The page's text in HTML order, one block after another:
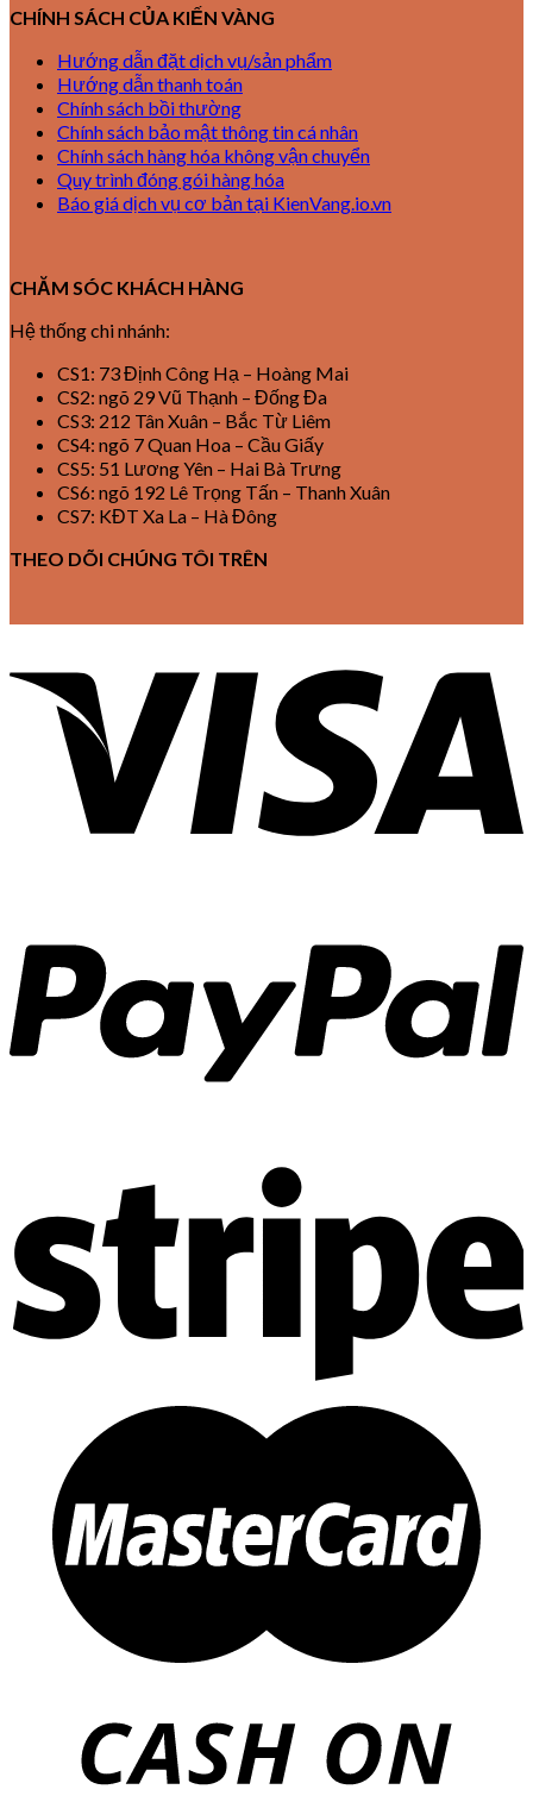
CHÍNH SÁCH CỦA KIẾN VÀNG
Hướng dẫn đặt dịch vụ/sản phẩm
Hướng dẫn thanh toán
Chính sách bồi thường
Chính sách bảo mật thông tin cá nhân
Chính sách hàng hóa không vận chuyển
Quy trình đóng gói hàng hóa
Báo giá dịch vụ cơ bản tại KienVang.io.vn
CHĂM SÓC KHÁCH HÀNG
Hệ thống chi nhánh:
CS1: 73 Định Công Hạ – Hoàng Mai
CS2: ngõ 29 Vũ Thạnh – Đống Đa
CS3: 212 Tân Xuân – Bắc Từ Liêm
CS4: ngõ 7 Quan Hoa – Cầu Giấy
CS5: 51 Lương Yên – Hai Bà Trưng
CS6: ngõ 192 Lê Trọng Tấn – Thanh Xuân
CS7: KĐT Xa La – Hà Đông
THEO DÕI CHÚNG TÔI TRÊN